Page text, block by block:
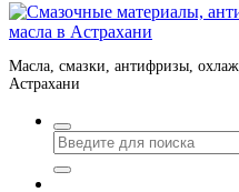
Масла, смазки, антифризы,
Астрахани